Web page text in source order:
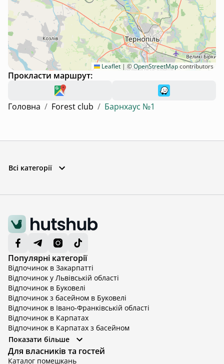
Leaflet |©OpenStreetMapcontributors
Прокласти маршрут:
Головна / Forest club / Барнхаус №1
Всі категорії
Популярні категорії
Відпочинок в Закарпатті
Відпочинок у Львівській області
Відпочинок в Буковелі
Відпочинок з басейном в Буковелі
Відпочинок в Івано-Франківській області
Відпочинок в Карпатах
Відпочинок в Карпатах з басейном
Відпочинок в Київській області
Відпочинок в Київській області з басейном
Відпочинок в Тернопільській області
Показати більше
Для власників та гостей
Каталог помешкань